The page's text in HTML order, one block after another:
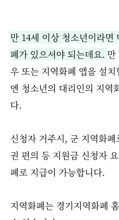
만 14세 이상 청소년이라면
폐가 있으셔야 되는데요. 만
우 또는 지역화폐 앱을 설
엔 청소년의 대리인의 지역
다.
신청자 거주시, 군 지역화
권 편의 등 지원금 신청자
폐로 지급이 가능합니다.
지역화폐는 경기지역화폐